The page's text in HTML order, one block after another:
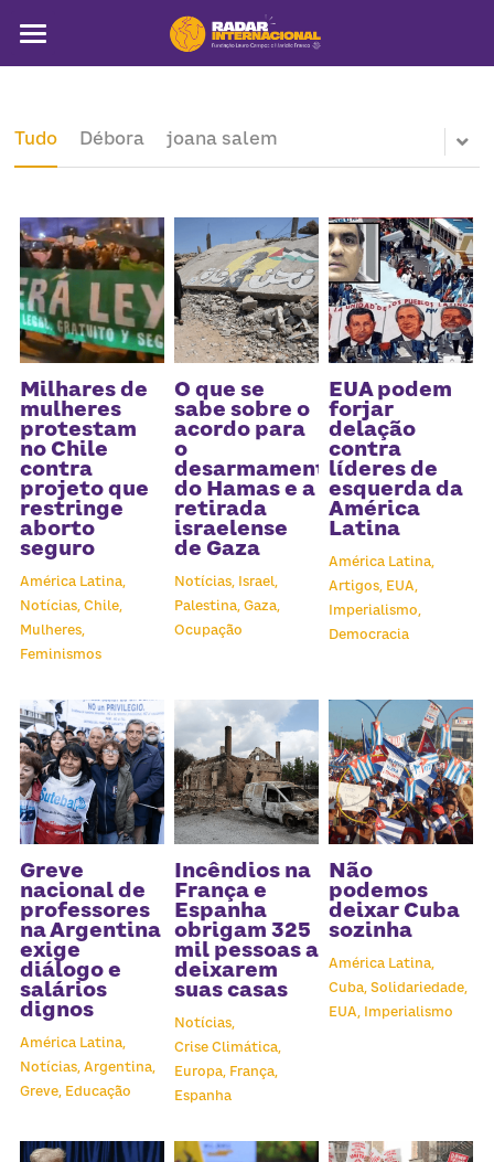
Colunistas
Notícias
Artigos
Pega a visão
Busca
Receba atualizações
Tudo Débora joana salem
Milhares de
mulheres
protestam
no Chile
contra
projeto que
restringe
aborto
seguro
América Latina,
Notícias, Chile,
Mulheres,
Feminismos
O que se
sabe sobre o
acordo para
o
desarmamento
do Hamas e a
retirada
israelense
de Gaza
Notícias, Israel,
Palestina, Gaza,
Ocupação
EUA podem
forjar
delação
contra
líderes de
esquerda da
América
Latina
América Latina,
Artigos, EUA,
Imperialismo,
Democracia
Greve
nacional de
professores
na Argentina
exige
diálogo e
salários
dignos
América Latina,
Notícias, Argentina,
Greve, Educação
Incêndios na
França e
Espanha
obrigam 325
mil pessoas a
deixarem
suas casas
Notícias,
Crise Climática,
Europa, França,
Espanha
Não
podemos
deixar Cuba
sozinha
América Latina,
Cuba, Solidariedade,
EUA, Imperialismo